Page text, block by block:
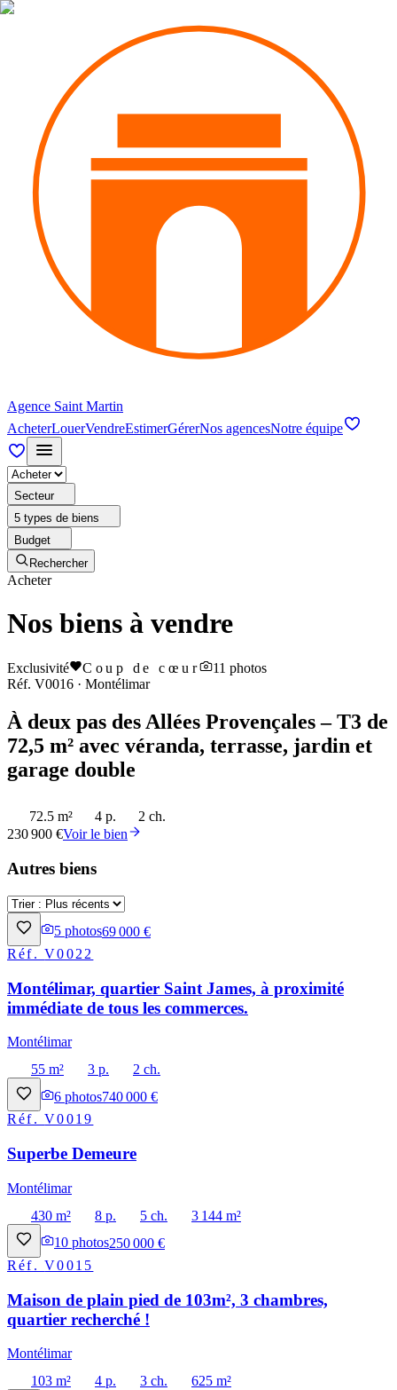
Agence Saint Martin
AcheterLouerVendreEstimerGérerNos agencesNotre équipe
Secteur
5 types de biens
Budget
Rechercher
Acheter
Nos biens à vendre
Exclusivité Coup de cœur 11 photos
Réf. V0016 · Montélimar
À deux pas des Allées Provençales – T3 de
72,5 m² avec véranda, terrasse, jardin et
garage double
72.5 m² 4 p.
2 ch.
230 900 €Voir le bien
Autres biens
5 photos69 000 €
Réf.V0022
Montélimar, quartier Saint James, à proximité
immédiate de tous les commerces.
Montélimar
55 m²
3 p.
2 ch.
6 photos740 000 €
Réf.V0019
Superbe Demeure
Montélimar
430 m²
8 p. 5 ch.
3 144 m²
10 photos250 000 €
Réf.V0015
Maison de plain pied de 103m², 3 chambres,
quartier recherché !
Montélimar
103 m²
4 p. 3 ch.
625 m²